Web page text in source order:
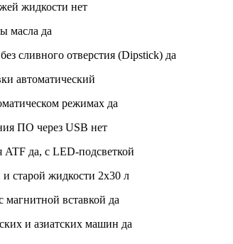
жидкости нет
масла да
сливного отверстия (Dipstick) да
автоматический
режимах да
ПО через USB нет
да, с LED-подсветкой
и старой жидкости 2х30 л
магнитной вставкой да
и азиатских машин да